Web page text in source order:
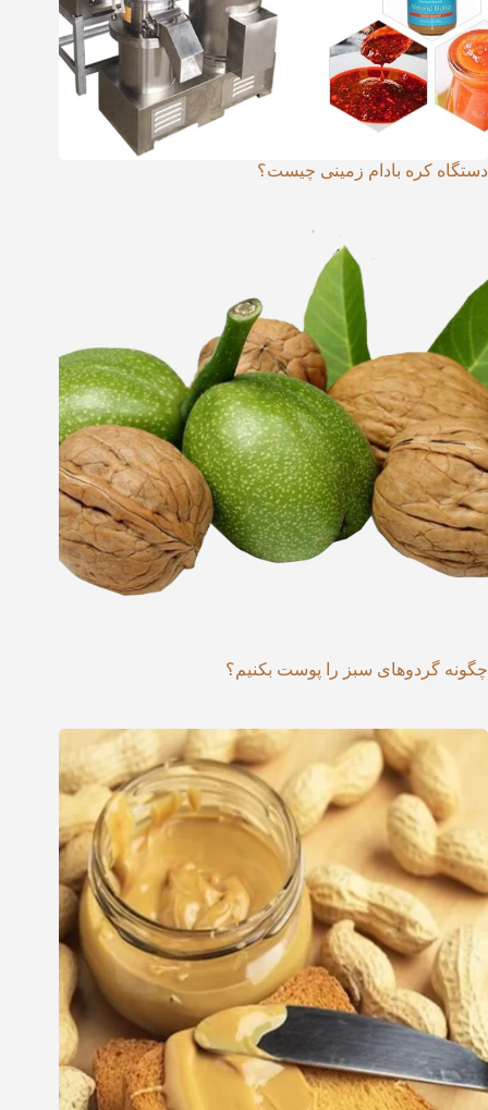
دستگاه کره بادام زمینی چیست؟
چگونه گردوهای سبز را پوست بکنیم؟